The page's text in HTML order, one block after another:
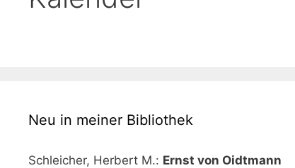
Neu in meiner Bibliothek
Schleicher, Herbert M.: Ernst von Oidtmann